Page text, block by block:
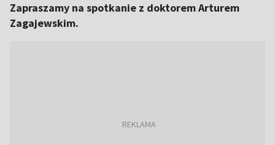
Zapraszamy na spotkanie z doktorem Arturem
Zagajewskim.